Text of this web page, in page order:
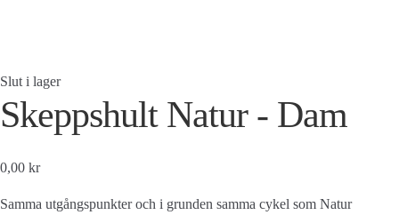
Slut i lager
Skeppshult Natur - Dam
0,00 kr
Samma utgångspunkter och i grunden samma cykel som Natur